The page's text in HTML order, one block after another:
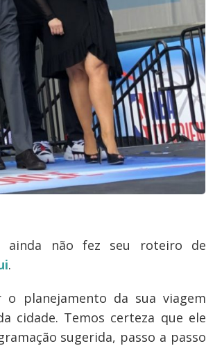
ainda não fez seu roteiro de
.
o planejamento da sua viagem
cidade. Temos certeza que ele
sugerida, passo a passo